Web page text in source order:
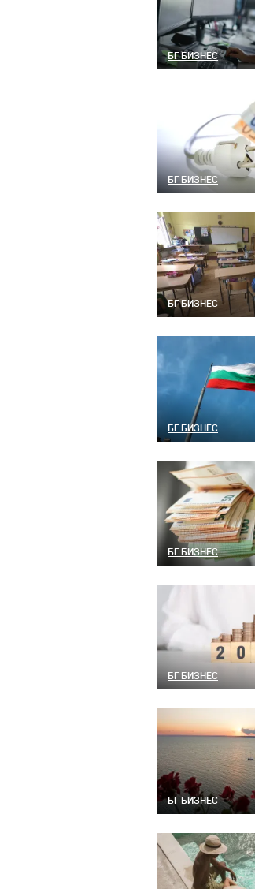
БГ БИЗНЕС
БГ БИЗНЕС
БГ БИЗНЕС
БГ БИЗНЕС
БГ БИЗНЕС
БГ БИЗНЕС
БГ БИЗНЕС